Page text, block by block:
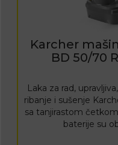
Karcher
BD 50/70
Laka za rad,
ribanje i sušenje
sa tanjirastom
baterije su